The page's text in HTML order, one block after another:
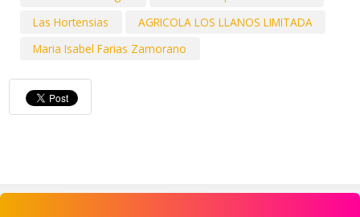
Las Hortensias
AGRICOLA LOS LLANOS LIMITADA
Maria Isabel Farias Zamorano